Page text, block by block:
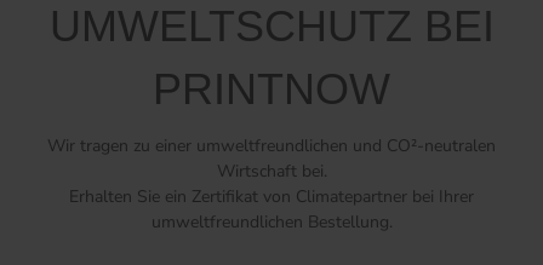
UMWELTSCHUTZ BEI
PRINTNOW
Wir tragen zu einer umweltfreundlichen und CO²-neutralen
Wirtschaft bei.
Erhalten Sie ein Zertifikat von Climatepartner bei Ihrer
umweltfreundlichen Bestellung.